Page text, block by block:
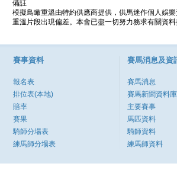
備註
模擬鳥瞰重溫由特約供應商提供，供馬迷作個人娛
重溫片段出現偏差。本會已盡一切努力務求有關資
賽事資料
報名表
排位表(本地)
賠率
賽果
騎師分場表
練馬師分場表
賽馬消息及資
賽馬消息
賽馬新聞資料庫
主要賽事
馬匹資料
騎師資料
練馬師資料